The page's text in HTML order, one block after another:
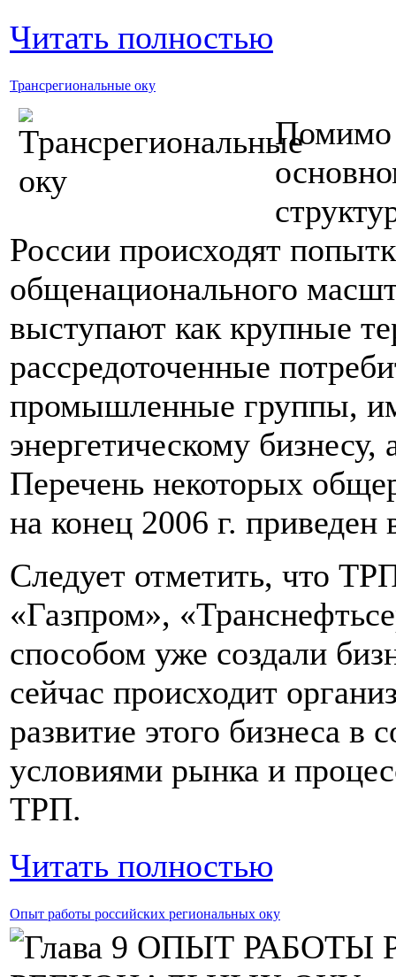
Читать полностью
Трансрегиональные оку
Помимо
России происходят
общенационального
выступают как крупные
рассредоточенные
промышленные группы,
энергетическому
Перечень некоторых
на конец 2006 г. приведен
Следует отметить, что
«Газпром»,
способом уже создали
сейчас происходит
развитие этого бизнеса
условиями рынка и
ТРП.
Читать полностью
Опыт работы российских региональных оку